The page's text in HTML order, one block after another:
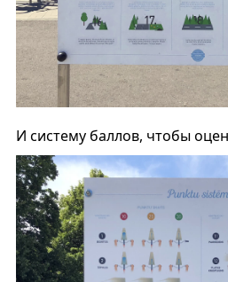
И систему баллов, чтобы